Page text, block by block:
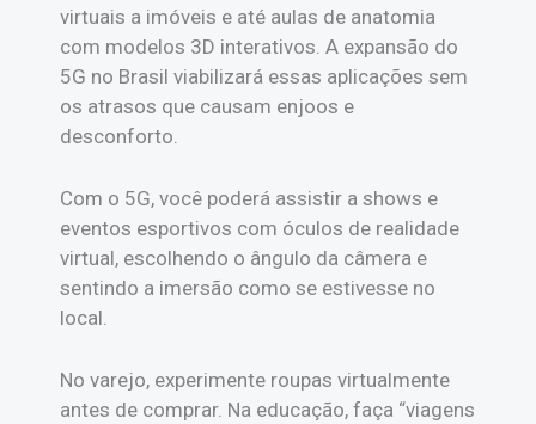
virtuais a imóveis e até aulas de anatomia
com modelos 3D interativos. A expansão do
5G no Brasil viabilizará essas aplicações sem
os atrasos que causam enjoos e
desconforto.
Com o 5G, você poderá assistir a shows e
eventos esportivos com óculos de realidade
virtual, escolhendo o ângulo da câmera e
sentindo a imersão como se estivesse no
local.
No varejo, experimente roupas virtualmente
antes de comprar. Na educação, faça “viagens